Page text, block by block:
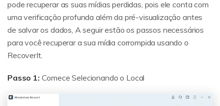
pode recuperar as suas mídias perdidas, pois ele conta com
uma verificação profunda além da pré-visualização antes
de salvar os dados, A seguir estão os passos necessários
para você recuperar a sua mídia corrompida usando o
RecoverIt.
Passo 1: Comece Selecionando o Local